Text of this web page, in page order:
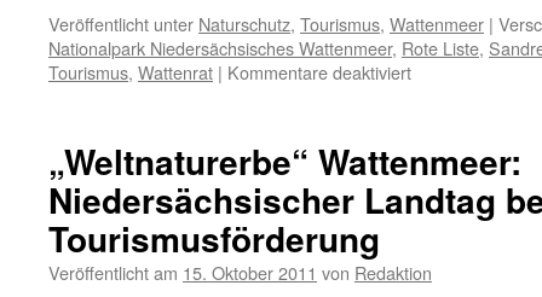
Veröffentlicht unter Naturschutz, Tourismus, Wattenmeer |
Nationalpark Niedersächsisches Wattenmeer, Rote Liste,
Tourismus, Wattenrat | Kommentare deaktiviertfür
ihrer
Art
im
„Weltnaturerbe“ Wattenmeer:
Niedersächsischer Landtag
Tourismusförderung
Veröffentlicht am 15. Oktober 2011 von Redaktion